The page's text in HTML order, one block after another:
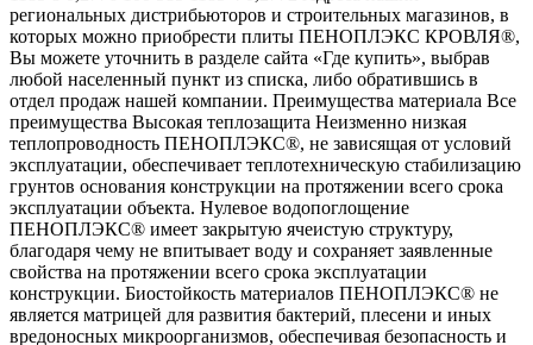
региональных дистрибьюторов и строительных магазинов, в
которых можно приобрести плиты ПЕНОПЛЭКС КРОВЛЯ®,
Вы можете уточнить в разделе сайта «Где купить», выбрав
любой населенный пункт из списка, либо обратившись в
отдел продаж нашей компании. Преимущества материала Все
преимущества Высокая теплозащита Неизменно низкая
теплопроводность ПЕНОПЛЭКС®, не зависящая от условий
эксплуатации, обеспечивает теплотехническую стабилизацию
грунтов основания конструкции на протяжении всего срока
эксплуатации объекта. Нулевое водопоглощение
ПЕНОПЛЭКС® имеет закрытую ячеистую структуру,
благодаря чему не впитывает воду и сохраняет заявленные
свойства на протяжении всего срока эксплуатации
конструкции. Биостойкость материалов ПЕНОПЛЭКС® не
является матрицей для развития бактерий, плесени и иных
вредоносных микроорганизмов, обеспечивая безопасность и